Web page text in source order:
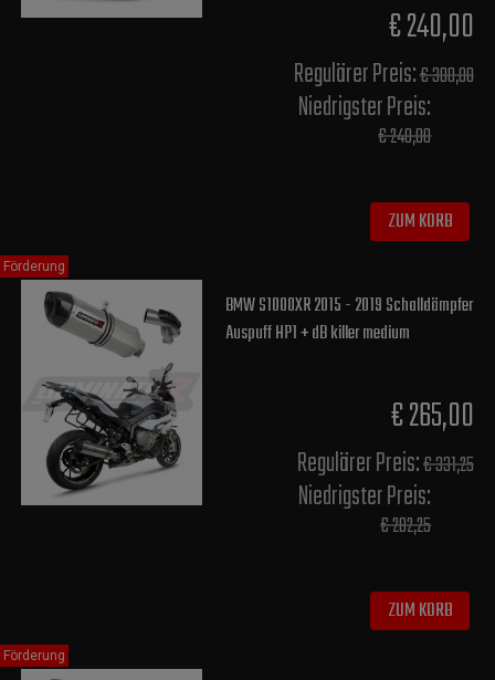
€ 240,00
Regulärer Preis:€ 300,00
Niedrigster Preis:
€ 240,00
ZUM KORB
BMW S1000XR 2015 - 2019 Schalldämpfer
Auspuff HP1 + dB killer medium
€ 265,00
Regulärer Preis:€ 331,25
Niedrigster Preis:
€ 282,25
ZUM KORB
Förderung
Förderung